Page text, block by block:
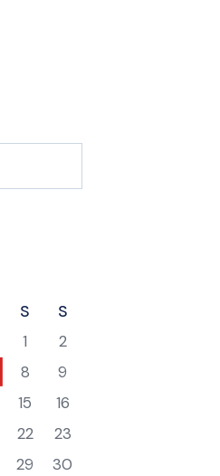
S
S
1
2
8
9
15
16
22
23
29
30